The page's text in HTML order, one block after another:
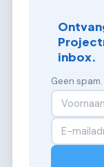
inbox.
Geen